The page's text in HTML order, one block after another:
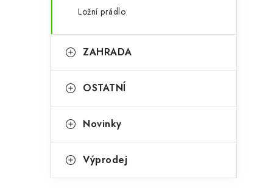
Ložní prádlo
ZAHRADA
OSTATNÍ
Novinky
Výprodej